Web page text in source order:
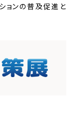
ョンの普及促進と